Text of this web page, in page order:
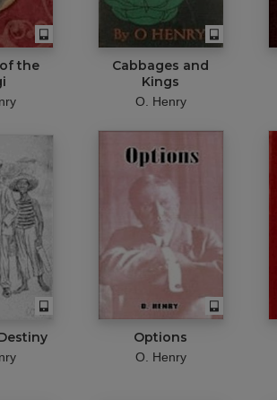
the
Cabbages and
Kings
O. Henry
Options
O. Henry